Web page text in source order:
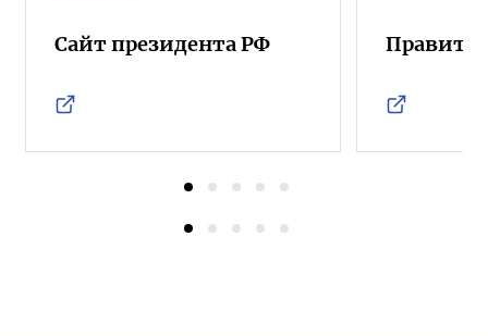
Сайт президента РФ